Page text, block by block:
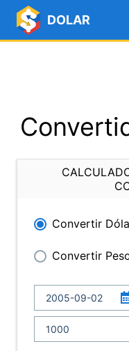
DOLAR
Convertir
Convertir